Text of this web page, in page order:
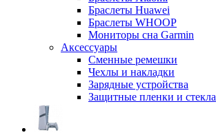
Браслеты Huawei
Браслеты WHOOP
Мониторы сна Garmin
Аксессуары
Сменные ремешки
Чехлы и накладки
Зарядные устройства
Защитные пленки и стекла